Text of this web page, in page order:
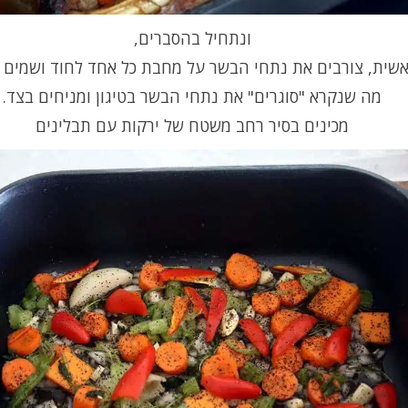
ונתחיל בהסברים,
צורבים את נתחי הבשר על מחבת כל אחד לחוד
מה שנקרא "סוגרים" את נתחי הבשר בטיגון ומניחים בצד.
מכינים בסיר רחב משטח של ירקות עם תבלינים